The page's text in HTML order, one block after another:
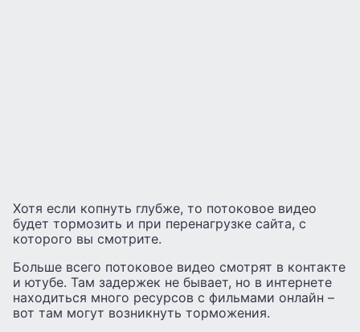
Хотя если копнуть глубже, то потоковое видео
будет тормозить и при перенагрузке сайта, с
которого вы смотрите.
Больше всего потоковое видео смотрят в контакте
и ютубе. Там задержек не бывает, но в интернете
находиться много ресурсов с фильмами онлайн –
вот там могут возникнуть торможения.